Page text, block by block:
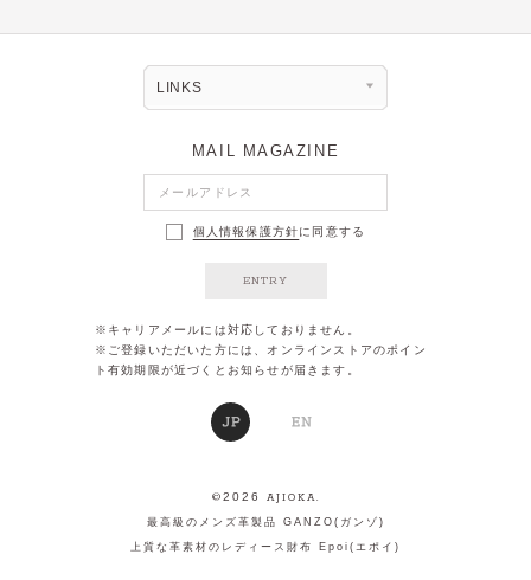
LINKS
MAIL MAGAZINE
個人情報保護方針に同意する
ENTRY
※キャリアメールには対応しておりません。
※ご登録いただいた方には、オンラインストアのポイン
ト有効期限が近づくとお知らせが届きます。
©2026 AJIOKA.
最高級のメンズ革製品 GANZO(ガンゾ)
上質な革素材のレディース財布 Epoi(エポイ)